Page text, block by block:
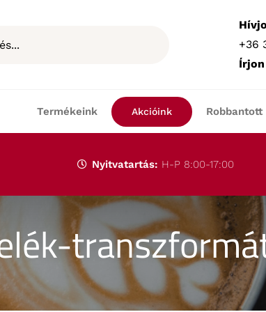
+36
Termékeink Akcióink Robbantott
Nyitvatartás: H-P 8:00-17:00